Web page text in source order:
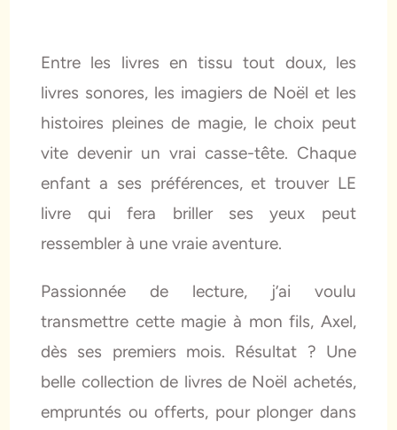
Entre les livres en tissu tout doux, les
livres sonores, les imagiers de Noël et les
histoires pleines de magie, le choix peut
vite devenir un vrai casse-tête. Chaque
enfant a ses préférences, et trouver LE
livre qui fera briller ses yeux peut
ressembler à une vraie aventure.
Passionnée de lecture, j’ai voulu
transmettre cette magie à mon fils, Axel,
dès ses premiers mois. Résultat ? Une
belle collection de livres de Noël achetés,
empruntés ou offerts, pour plonger dans